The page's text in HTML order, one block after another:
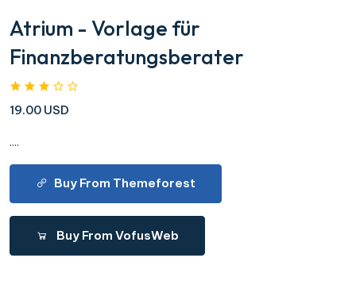
Atrium - Vorlage für
Finanzberatungsberater
19.00 USD
....
Buy From Themeforest
Buy From VofusWeb